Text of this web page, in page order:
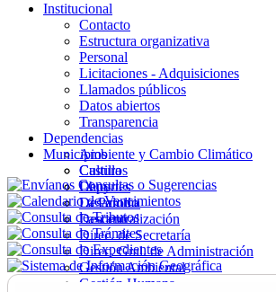
Institucional
Contacto
Estructura organizativa
Personal
Licitaciones - Adquisiciones
Llamados públicos
Datos abiertos
Transparencia
Dependencias
Ambiente y Cambio Climático
Cultura
Deportes
Desarrollo
Descentralización
Direc. de Secretaría
Direc. Gral. de Administración
Gestión Ambiental
Gestión Humana
Municipios
Castillos
Chuy
La Paloma
Lascano